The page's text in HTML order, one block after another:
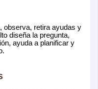
observa, retira ayudas y
diseña la pregunta,
ayuda a planificar y